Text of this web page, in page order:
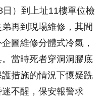
）到上址11樓單位檢
再到現場維修，其間
圖維修分體式冷氣，
當時死者穿洞洞膠底
措施的情況下懷疑跣
不醒，保安報警求